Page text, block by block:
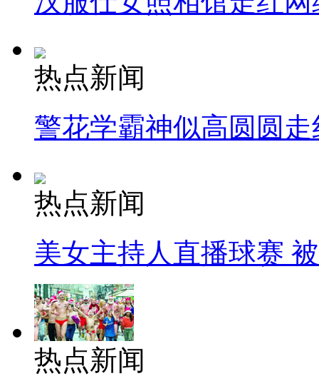
热点新闻
警花学霸神似高圆圆走
热点新闻
美女主持人直播球赛
热点新闻